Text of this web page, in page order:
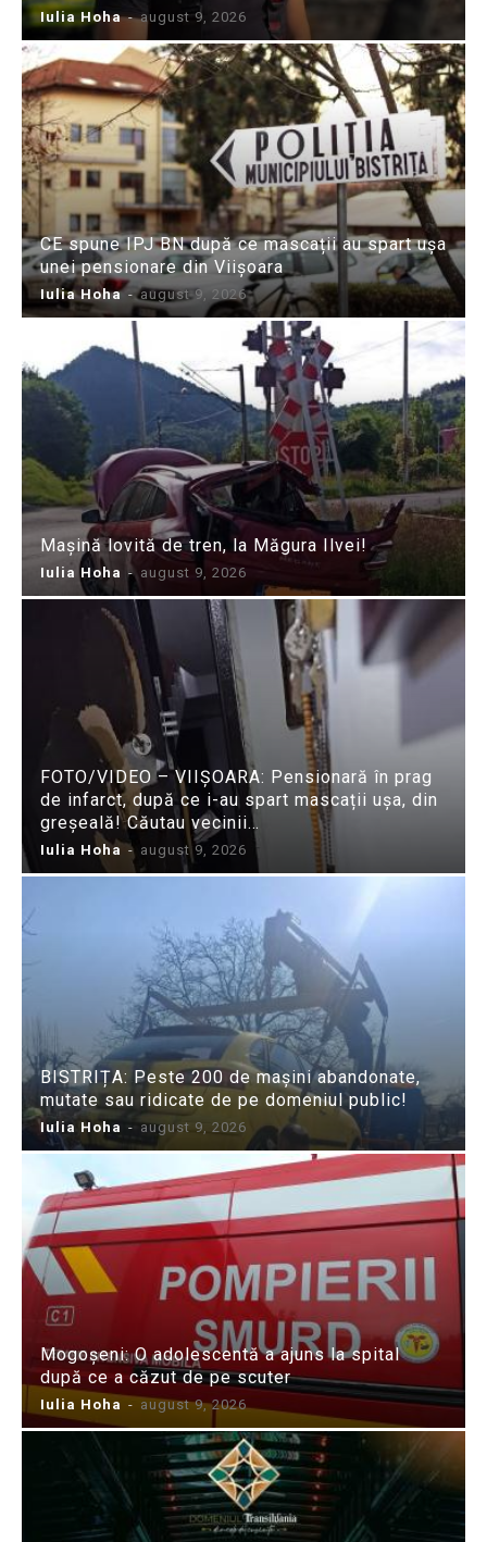
Iulia Hoha - august 9, 2026
CE spune IPJ BN după ce mascații au spart ușa
unei pensionare din Viișoara
Iulia Hoha - august 9, 2026
Mașină lovită de tren, la Măgura Ilvei!
Iulia Hoha - august 9, 2026
FOTO/VIDEO – VIIȘOARA: Pensionară în prag
de infarct, după ce i-au spart mascații ușa, din
greșeală! Căutau vecinii…
Iulia Hoha - august 9, 2026
BISTRIȚA: Peste 200 de mașini abandonate,
mutate sau ridicate de pe domeniul public!
Iulia Hoha - august 9, 2026
Mogoșeni: O adolescentă a ajuns la spital
după ce a căzut de pe scuter
Iulia Hoha - august 9, 2026